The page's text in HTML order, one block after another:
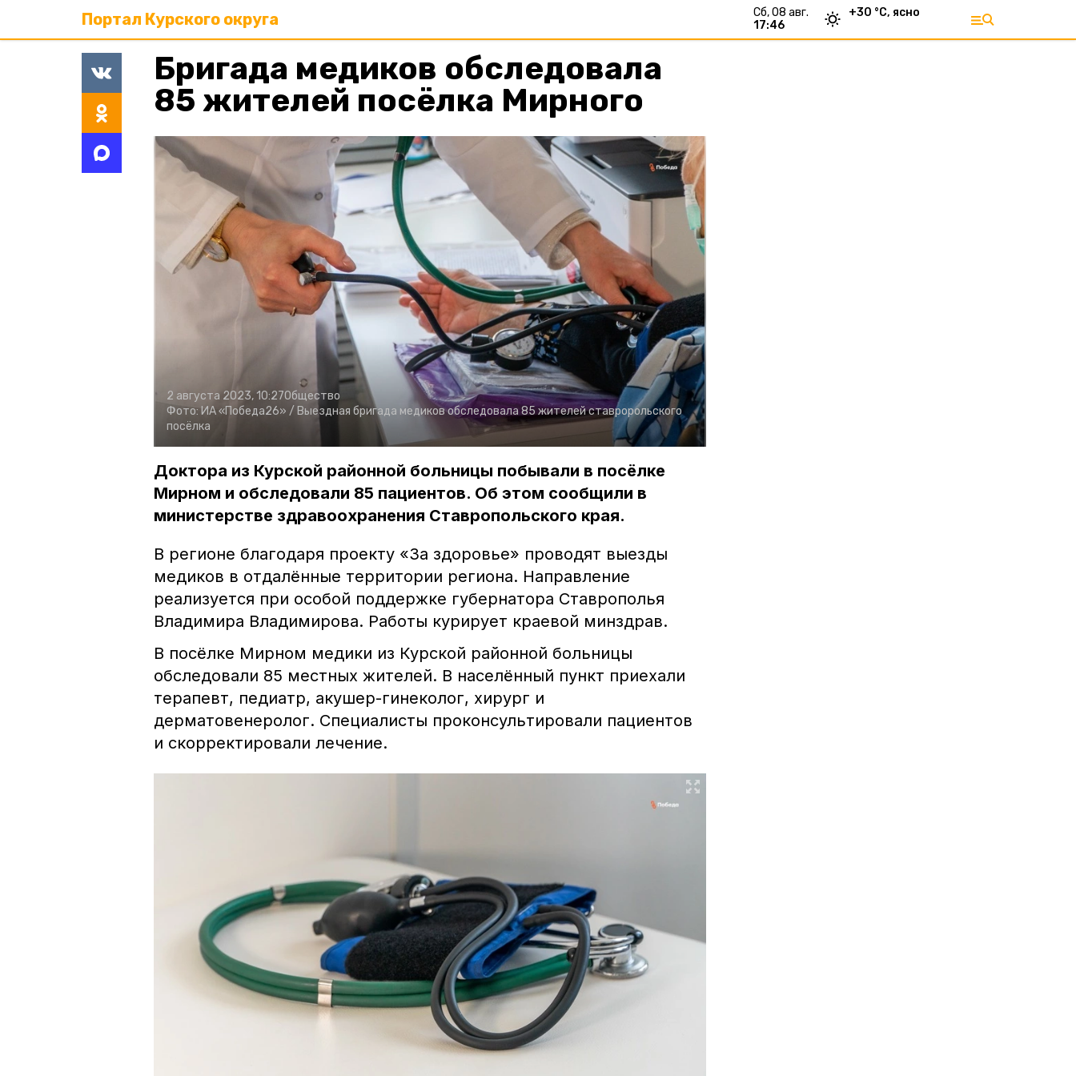
Портал Курского округа
сб, 08 авг.
17:46
+30 °С, ясно
Бригада медиков обследовала
85 жителей посёлка Мирного
2 августа 2023, 10:27Общество
Фото:ИА «Победа26» / Выездная бригада медиков обследовала 85 жителей ставророльского
посёлка
Доктора из Курской районной больницы побывали в посёлке
Мирном и обследовали 85 пациентов. Об этом сообщили в
министерстве здравоохранения Ставропольского края.
В регионе благодаря проекту «За здоровье» проводят выезды
медиков в отдалённые территории региона. Направление
реализуется при особой поддержке губернатора Ставрополья
Владимира Владимирова. Работы курирует краевой минздрав.
В посёлке Мирном медики из Курской районной больницы
обследовали 85 местных жителей. В населённый пункт приехали
терапевт, педиатр, акушер-гинеколог, хирург и
дерматовенеролог. Специалисты проконсультировали пациентов
и скорректировали лечение.